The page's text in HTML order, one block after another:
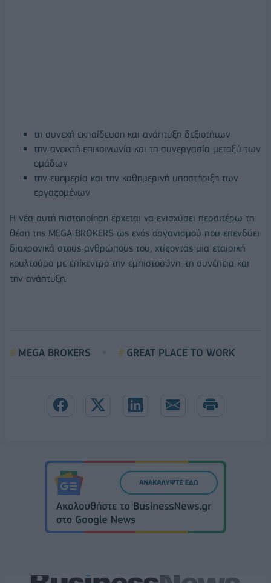
τη συνεχή εκπαίδευση και ανάπτυξη δεξιοτήτων
την ανοιχτή επικοινωνία και τη συνεργασία μεταξύ των
ομάδων
την ευημερία και την καθημερινή υποστήριξη των
εργαζομένων
Η νέα αυτή πιστοποίηση έρχεται να ενισχύσει περαιτέρω τη
θέση της MEGA BROKERS ως ενός οργανισμού που επενδύει
διαχρονικά στους ανθρώπους του, χτίζοντας μια εταιρική
κουλτούρα με επίκεντρο την εμπιστοσύνη, τη συνέπεια και
την ανάπτυξη.
MEGA BROKERS GREAT PLACE TO WORK